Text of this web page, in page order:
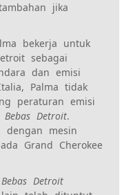
jika
bekerja untuk
sebagai
dan emisi
Palma tidak
peraturan emisi
Bebas Detroit.
dengan mesin
Grand Cherokee
Detroit